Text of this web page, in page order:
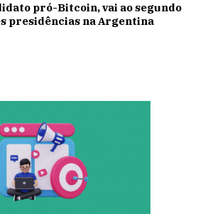
pró-Bitcoin, vai ao segundo
presidências na Argentina